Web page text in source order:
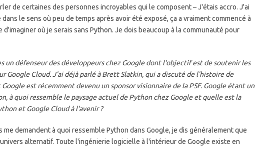
de certaines des personnes incroyables qui le composent – J'étais accro. J'ai
le sens où peu de temps après avoir été exposé, ça a vraiment commencé à
où je serais sans Python. Je dois beaucoup à la communauté pour
un défenseur des développeurs chez Google dont l'objectif est de soutenir les
Google Cloud. J'ai déjà parlé à Brett Slatkin, qui a discuté de l'histoire de
est récemment devenu un sponsor visionnaire de la PSF. Google étant un
à quoi ressemble le paysage actuel de Python chez Google et quelle est la
et Google Cloud à l'avenir ?
me demandent à quoi ressemble Python dans Google, je dis généralement que
alternatif. Toute l'ingénierie logicielle à l'intérieur de Google existe en